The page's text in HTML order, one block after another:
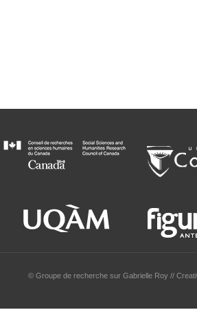
© Groupe de recherche sur Gabrielle Roy //